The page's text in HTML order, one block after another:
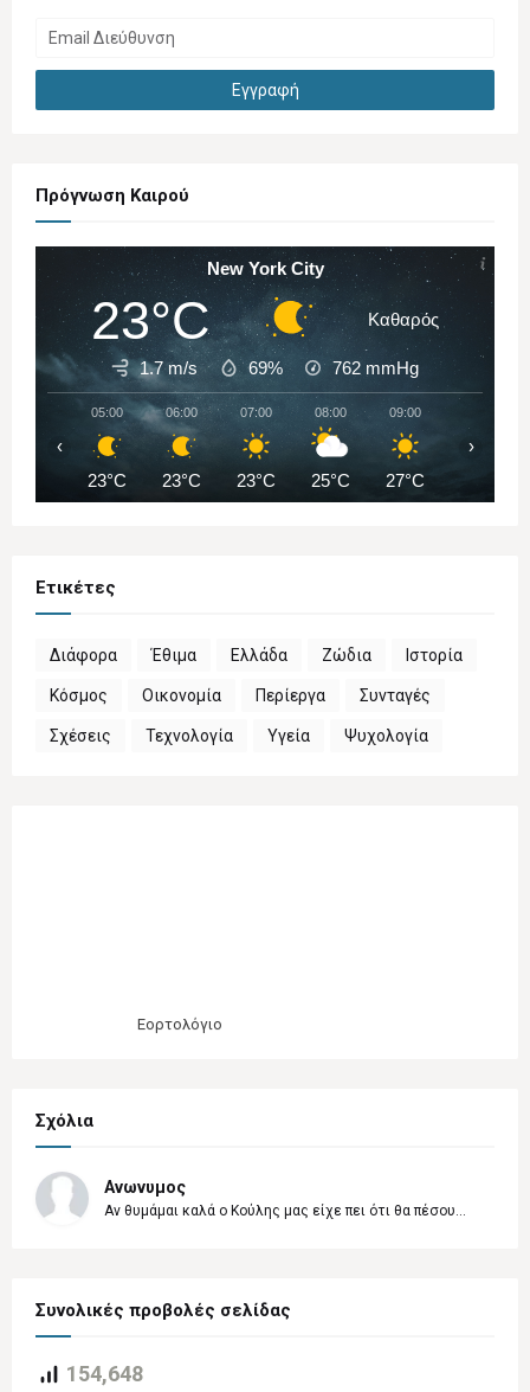
Πρόγνωση Καιρού
New York City
23°C Καθαρός
1.7 m/s 69% 762 mmHg
05:00
23°C
06:00
23°C
07:00
23°C
08:00
25°C
09:00
27°C
‹ ›
Ετικέτες
Διάφορα Έθιμα Ελλάδα Ζώδια Ιστορία
Κόσμος Οικονομία Περίεργα Συνταγές
Σχέσεις Τεχνολογία Υγεία Ψυχολογία
Εορτολόγιο
Σχόλια
Ανωνυμος
Αν θυμάμαι καλά ο Κούλης μας είχε πει ότι θα πέσου...
Συνολικές προβολές σελίδας
154,648